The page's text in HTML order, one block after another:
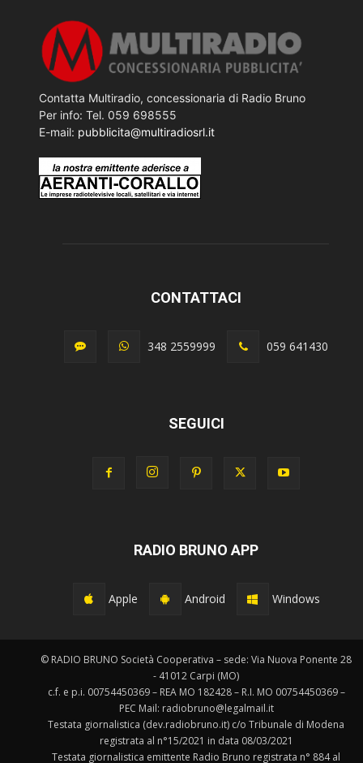
Contatta Multiradio, concessionaria di Radio Bruno
Per info: Tel. 059 698555
E-mail: pubblicita@multiradiosrl.it
CONTATTACI
348 2559999 059 641430
SEGUICI
RADIO BRUNO APP
Apple Android Windows
© RADIO BRUNO Società Cooperativa – sede: Via Nuova Ponente 28
- 41012 Carpi (MO)
c.f. e p.i. 00754450369 – REA MO 182428 – R.I. MO 00754450369 –
PEC Mail: radiobruno@legalmail.it
Testata giornalistica (dev.radiobruno.it) c/o Tribunale di Modena
registrata al n°15/2021 in data 08/03/2021
Testata giornalistica emittente Radio Bruno registrata n° 884 al